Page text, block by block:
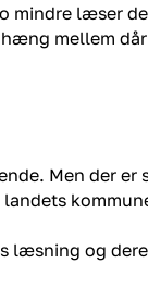
mindre læser
mellem
Men der
læsning og